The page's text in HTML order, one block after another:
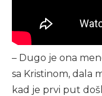
– Dugo je ona
sa Kristinom, dala
kad je prvi put